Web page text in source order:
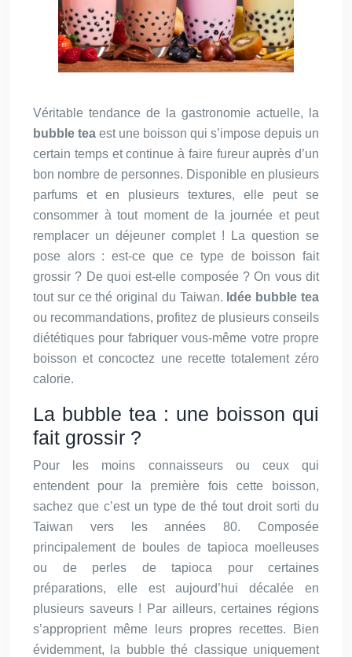
Véritable tendance de la gastronomie actuelle, la
bubble tea est une boisson qui s’impose depuis un
certain temps et continue à faire fureur auprès d’un
bon nombre de personnes. Disponible en plusieurs
parfums et en plusieurs textures, elle peut se
consommer à tout moment de la journée et peut
remplacer un déjeuner complet ! La question se
pose alors : est-ce que ce type de boisson fait
grossir ? De quoi est-elle composée ? On vous dit
tout sur ce thé original du Taiwan. Idée bubble tea
ou recommandations, profitez de plusieurs conseils
diététiques pour fabriquer vous-même votre propre
boisson et concoctez une recette totalement zéro
calorie.
La bubble tea : une boisson qui
fait grossir ?
Pour les moins connaisseurs ou ceux qui
entendent pour la première fois cette boisson,
sachez que c’est un type de thé tout droit sorti du
Taiwan vers les années 80. Composée
principalement de boules de tapioca moelleuses
ou de perles de tapioca pour certaines
préparations, elle est aujourd’hui décalée en
plusieurs saveurs ! Par ailleurs, certaines régions
s’approprient même leurs propres recettes. Bien
évidemment, la bubble thé classique uniquement